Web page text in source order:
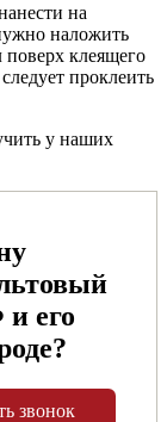
на
наложить
поверх клеящего
проклеить
у наших
его
звонок